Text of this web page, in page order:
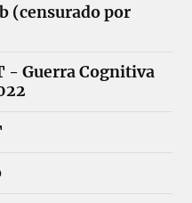
(censurado por
- Guerra Cognitiva